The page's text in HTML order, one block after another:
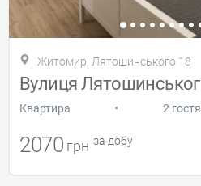
Житомир, Лятошинського 18
Квартира • 2 гостя
2070 грн за добу